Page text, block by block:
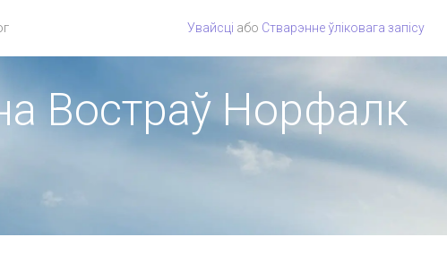
Увайсці або Стварэнне ўліковага запісу
Востраў Норфалк